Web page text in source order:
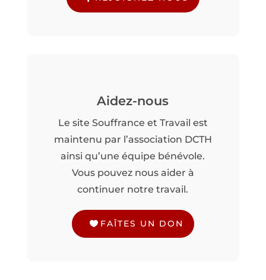
Aidez-nous
Le site Souffrance et Travail est
maintenu par l’association DCTH
ainsi qu’une équipe bénévole.
Vous pouvez nous aider à
continuer notre travail.
FAÎTES UN DON